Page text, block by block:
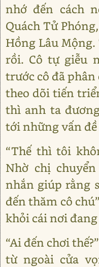
nhớ đến cách
Quách Tử
Hồng Lâu
rồi. Cô tự giễu
trước cô đã
theo dõi tiến
thì anh ta
tới những vấn
“Thế thì tôi
Nhờ chị
nhắn giúp rằng
đến thăm cô
khỏi cái nơi
“Ai đến chơi
từ ngoài cửa